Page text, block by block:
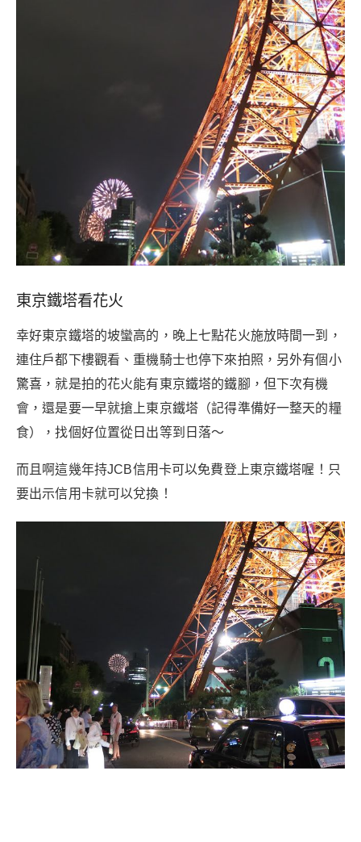
東京鐵塔看花火
幸好東京鐵塔的坡蠻高的，晚上七點花火施放時間一到，
連住戶都下樓觀看、重機騎士也停下來拍照，另外有個小
驚喜，就是拍的花火能有東京鐵塔的鐵腳，但下次有機
會，還是要一早就搶上東京鐵塔（記得準備好一整天的糧
食），找個好位置從日出等到日落～
而且啊這幾年持JCB信用卡可以免費登上東京鐵塔喔！只
要出示信用卡就可以兌換！